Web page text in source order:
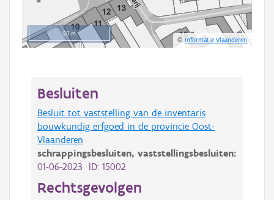
50 m
©Informatie Vlaanderen
Besluiten
Besluit tot vaststelling van de inventaris
bouwkundig erfgoed in de provincie Oost-
Vlaanderen
schrappingsbesluiten, vaststellingsbesluiten:
01-06-2023 ID: 15002
Rechtsgevolgen